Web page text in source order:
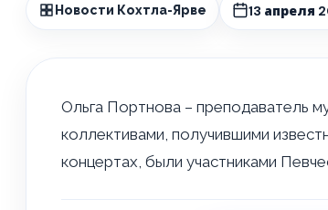
Новости Кохтла-Ярве 13 апреля
Ольга Портнова – преподаватель
коллективами, получившими
концертах, были участниками